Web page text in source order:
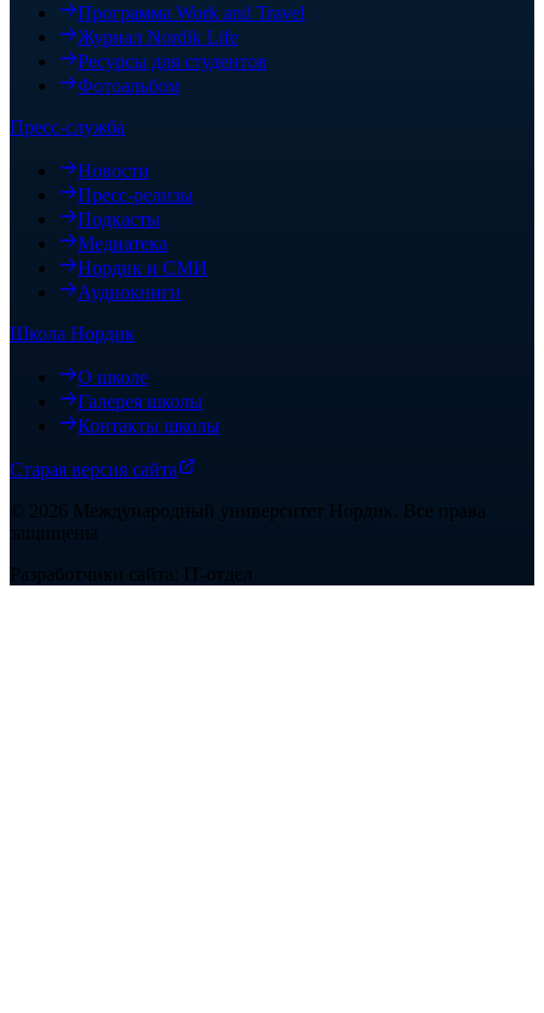
Программа Work and Travel
Журнал Nordik Life
Ресурсы для студентов
Фотоальбом
Пресс-служба
Новости
Пресс-релизы
Подкасты
Медиатека
Нордик и СМИ
Аудиокниги
Школа Нордик
О школе
Галерея школы
Контакты школы
Старая версия сайта
© 2026 Международный университет Нордик . Все права
защищены
Разработчики сайта: IT-отдел